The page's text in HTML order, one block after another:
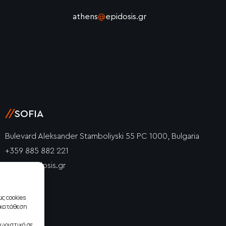
cookies
athens@epidosis.gr
//SOFIA
Bulevard Aleksander Stamboliyski 55 PC 1000, Bulgaria
+359 885 882 221
info@epidosis.gr